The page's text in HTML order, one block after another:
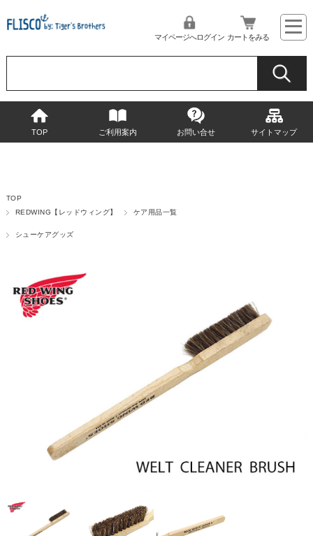
マイページへログイン カートをみる
TOP ご利用案内 お問い合せ サイトマップ
TOP
REDWING【レッドウィング】
ケア用品一覧
シューケアグッズ